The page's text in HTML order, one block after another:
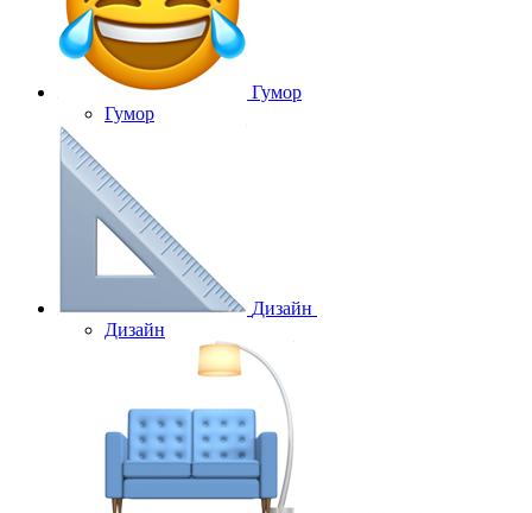
Гумор
Гумор
Дизайн
Дизайн